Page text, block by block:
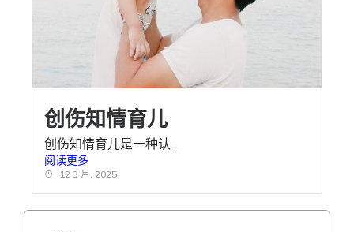
创伤知情育儿
创伤知情育儿是一种认...
阅读更多
12 3 月, 2025